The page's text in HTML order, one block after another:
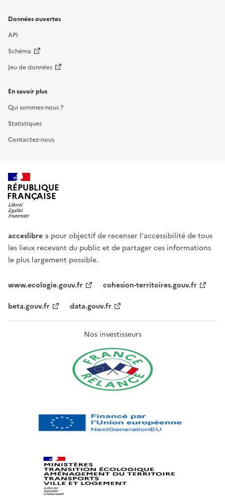
Données ouvertes
API
Schéma
Jeu de données
En savoir plus
Qui sommes-nous ?
Statistiques
Contactez-nous
RÉPUBLIQUE
FRANÇAISE
acceslibre a pour objectif de recenser l'accessibilité de tous
les lieux recevant du public et de partager ces informations
le plus largement possible.
www.ecologie.gouv.fr
cohesion-territoires.gouv.fr
beta.gouv.fr
data.gouv.fr
Nos investisseurs